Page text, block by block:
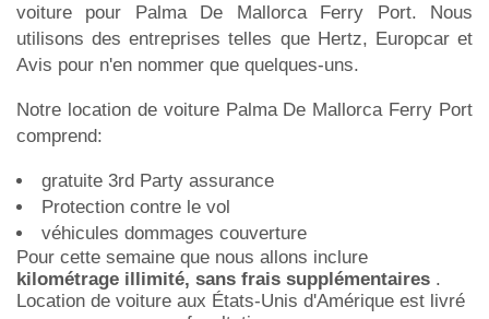
voiture pour Palma De Mallorca Ferry Port. Nous
utilisons des entreprises telles que Hertz, Europcar et
Avis pour n'en nommer que quelques-uns.
Notre location de voiture Palma De Mallorca Ferry Port
comprend:
gratuite 3rd Party assurance
Protection contre le vol
véhicules dommages couverture
Pour cette semaine que nous allons inclure
kilométrage illimité, sans frais supplémentaires .
Location de voiture aux États-Unis d'Amérique est livré